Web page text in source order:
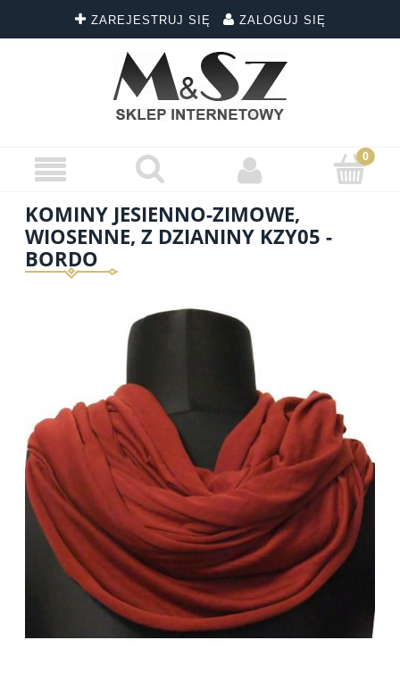
ZAREJESTRUJ SIĘ ZALOGUJ SIĘ
KOMINY JESIENNO-ZIMOWE,
WIOSENNE, Z DZIANINY KZY05 -
BORDO